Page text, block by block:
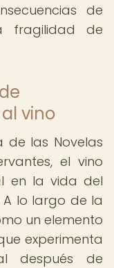
de
fragilidad de
vino
de las Novelas
el vino
en la vida del
A lo largo de la
un elemento
experimenta
después de